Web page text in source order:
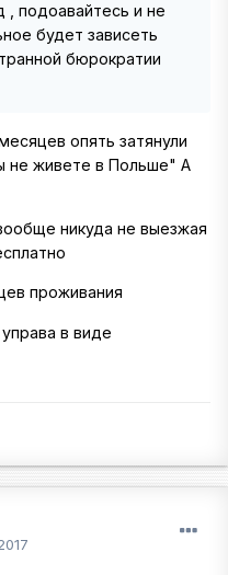
, подоавайтесь и не
будет зависеть
бюрократии
опять затянули
не живете в Польше" А
никуда не выезжая
проживания
в виде